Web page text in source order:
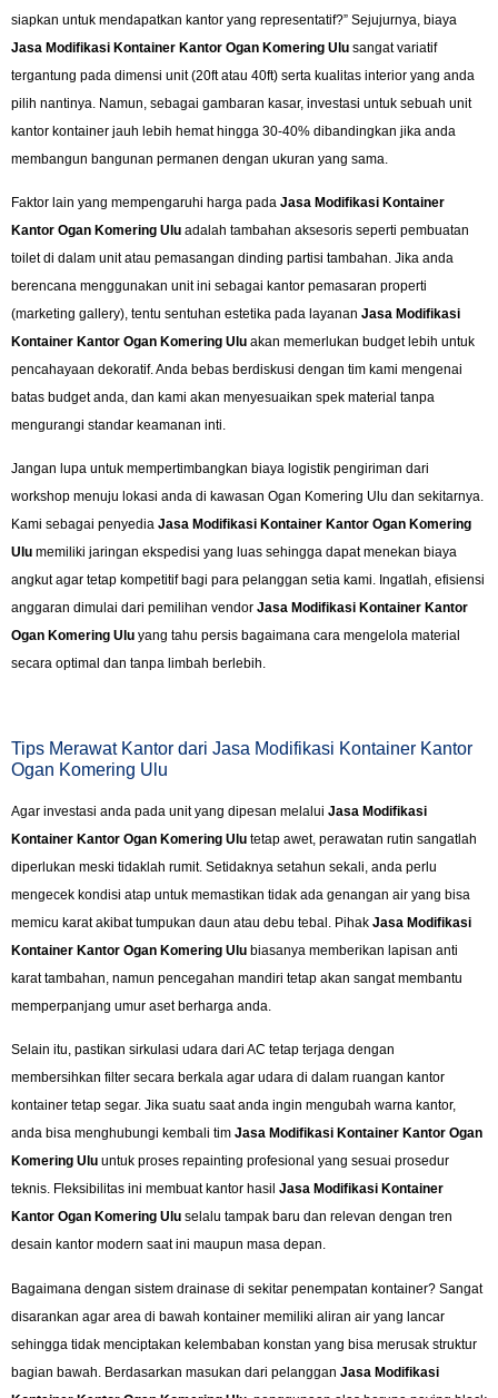
siapkan untuk mendapatkan kantor yang representatif?” Sejujurnya, biaya
Jasa Modifikasi Kontainer Kantor Ogan Komering Ulu sangat variatif
tergantung pada dimensi unit (20ft atau 40ft) serta kualitas interior yang anda
pilih nantinya. Namun, sebagai gambaran kasar, investasi untuk sebuah unit
kantor kontainer jauh lebih hemat hingga 30-40% dibandingkan jika anda
membangun bangunan permanen dengan ukuran yang sama.
Faktor lain yang mempengaruhi harga pada Jasa Modifikasi Kontainer
Kantor Ogan Komering Ulu adalah tambahan aksesoris seperti pembuatan
toilet di dalam unit atau pemasangan dinding partisi tambahan. Jika anda
berencana menggunakan unit ini sebagai kantor pemasaran properti
(marketing gallery), tentu sentuhan estetika pada layanan Jasa Modifikasi
Kontainer Kantor Ogan Komering Ulu akan memerlukan budget lebih untuk
pencahayaan dekoratif. Anda bebas berdiskusi dengan tim kami mengenai
batas budget anda, dan kami akan menyesuaikan spek material tanpa
mengurangi standar keamanan inti.
Jangan lupa untuk mempertimbangkan biaya logistik pengiriman dari
workshop menuju lokasi anda di kawasan Ogan Komering Ulu dan sekitarnya.
Kami sebagai penyedia Jasa Modifikasi Kontainer Kantor Ogan Komering
Ulu memiliki jaringan ekspedisi yang luas sehingga dapat menekan biaya
angkut agar tetap kompetitif bagi para pelanggan setia kami. Ingatlah, efisiensi
anggaran dimulai dari pemilihan vendor Jasa Modifikasi Kontainer Kantor
Ogan Komering Ulu yang tahu persis bagaimana cara mengelola material
secara optimal dan tanpa limbah berlebih.
Tips Merawat Kantor dari Jasa Modifikasi Kontainer Kantor
Ogan Komering Ulu
Agar investasi anda pada unit yang dipesan melalui Jasa Modifikasi
Kontainer Kantor Ogan Komering Ulu tetap awet, perawatan rutin sangatlah
diperlukan meski tidaklah rumit. Setidaknya setahun sekali, anda perlu
mengecek kondisi atap untuk memastikan tidak ada genangan air yang bisa
memicu karat akibat tumpukan daun atau debu tebal. Pihak Jasa Modifikasi
Kontainer Kantor Ogan Komering Ulu biasanya memberikan lapisan anti
karat tambahan, namun pencegahan mandiri tetap akan sangat membantu
memperpanjang umur aset berharga anda.
Selain itu, pastikan sirkulasi udara dari AC tetap terjaga dengan
membersihkan filter secara berkala agar udara di dalam ruangan kantor
kontainer tetap segar. Jika suatu saat anda ingin mengubah warna kantor,
anda bisa menghubungi kembali tim Jasa Modifikasi Kontainer Kantor Ogan
Komering Ulu untuk proses repainting profesional yang sesuai prosedur
teknis. Fleksibilitas ini membuat kantor hasil Jasa Modifikasi Kontainer
Kantor Ogan Komering Ulu selalu tampak baru dan relevan dengan tren
desain kantor modern saat ini maupun masa depan.
Bagaimana dengan sistem drainase di sekitar penempatan kontainer? Sangat
disarankan agar area di bawah kontainer memiliki aliran air yang lancar
sehingga tidak menciptakan kelembaban konstan yang bisa merusak struktur
bagian bawah. Berdasarkan masukan dari pelanggan Jasa Modifikasi